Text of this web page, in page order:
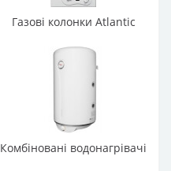
Газові колонки Atlantic
Комбіновані водонагрівачі